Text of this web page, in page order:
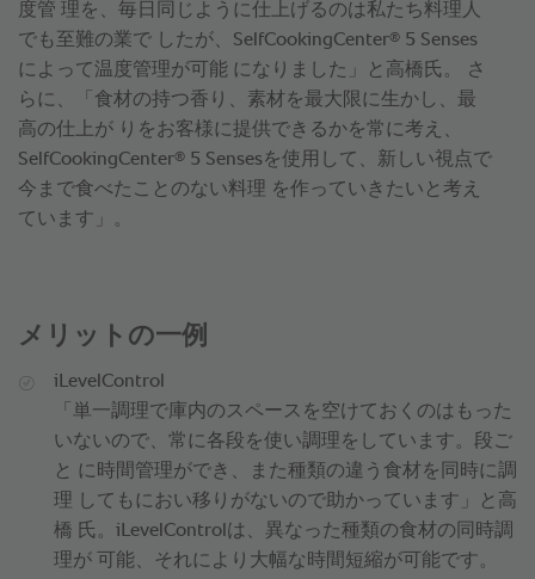
度管 理を、毎日同じように仕上げるのは私たち料理人
でも至難の業で したが、SelfCookingCenter® 5 Senses
によって温度管理が可能 になりました」と高橋氏。 さ
らに、「食材の持つ香り、素材を最大限に生かし、最
高の仕上が りをお客様に提供できるかを常に考え、
SelfCookingCenter® 5 Sensesを使用して、新しい視点で
今まで食べたことのない料理 を作っていきたいと考え
ています」。
メリットの一例
iLevelControl
「単一調理で庫内のスペースを空けておくのはもった
いないので、常に各段を使い調理をしています。段ご
と に時間管理ができ、また種類の違う食材を同時に調
理 してもにおい移りがないので助かっています」と高
橋 氏。iLevelControlは、異なった種類の食材の同時調
理が 可能、それにより大幅な時間短縮が可能です。